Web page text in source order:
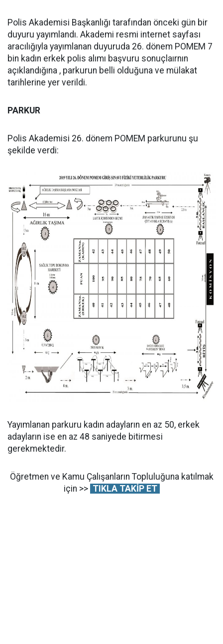
Polis Akademisi Başkanlığı tarafından önceki gün bir
duyuru yayımlandı. Akademi resmi internet sayfası
aracılığıyla yayımlanan duyuruda 26. dönem POMEM 7
bin kadın erkek polis alımı başvuru sonuçlaırnın
açıklandığına , parkurun belli olduğuna ve mülakat
tarihlerine yer verildi.
PARKUR
Polis Akademisi 26. dönem POMEM parkurunu şu
şekilde verdi:
Yayımlanan parkuru kadın adayların en az 50, erkek
adayların ise en az 48 saniyede bitirmesi
gerekmektedir.
Öğretmen ve Kamu Çalışanların Topluluğuna katılmak
için >> TIKLA TAKİP ET